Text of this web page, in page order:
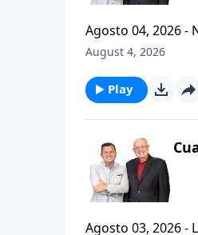
Agosto 04, 2026 - No es
profetas,
especifica.
August 4, 2026
Play
Agosto 03, 2026 - Le esta lloviendo